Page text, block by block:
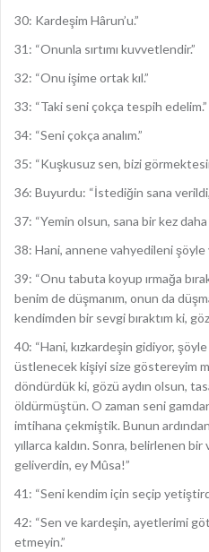
30: Kardeşim Hârun’u.”
31: “Onunla sırtımı kuvvetlendir.”
32: “Onu işime ortak kıl.”
33: “Taki seni çokça tespih edelim.”
34: “Seni çokça analım.”
35: “Kuşkusuz sen, bizi
36: Buyurdu: “İstediğin sana
37: “Yemin olsun, sana bir kez
38: Hani, annene vahyedileni
39: “Onu tabuta koyup ırmağa
benim de düşmanım, onun da
kendimden bir sevgi bıraktım ki,
40: “Hani, kızkardeşin gidiyor, şöyle
üstlenecek kişiyi size göstereyim
döndürdük ki, gözü aydın olsun,
öldürmüştün. O zaman seni
imtihana çekmiştik. Bunun
yıllarca kaldın. Sonra, belirlenen
geliverdin, ey Mûsa!”
41: “Seni kendim için seçip
42: “Sen ve kardeşin, ayetlerimi
etmeyin.”